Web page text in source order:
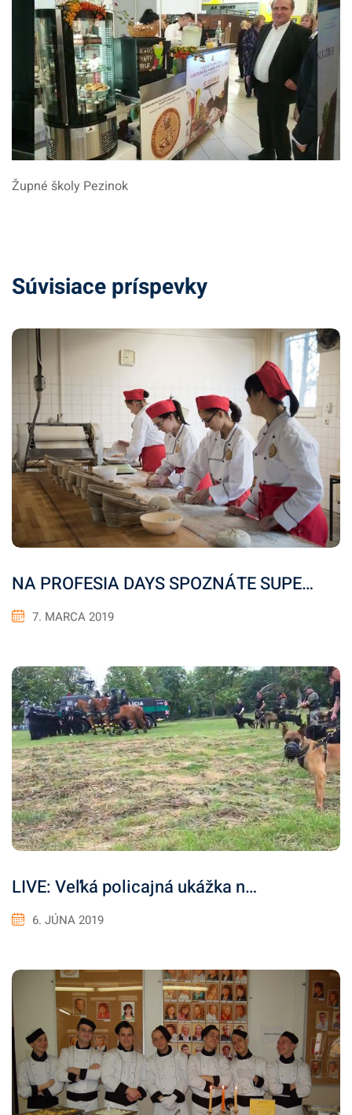
Župné školy Pezinok
Súvisiace príspevky
NA PROFESIA DAYS SPOZNÁTE SUPE…
7. MARCA 2019
LIVE: Veľká policajná ukážka n…
6. JÚNA 2019